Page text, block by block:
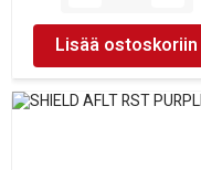
Lisää ostoskoriin